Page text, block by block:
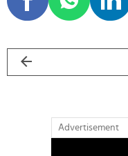
Advertisement